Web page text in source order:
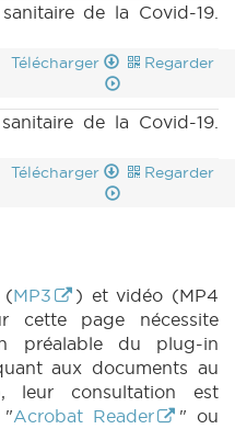
de la Covid-19.
Télécharger Regarder
de la Covid-19.
Télécharger Regarder
(MP3
) et vidéo (MP4
cette page nécessite
préalable du plug-in
aux documents au
leur consultation est
"Acrobat Reader
" ou